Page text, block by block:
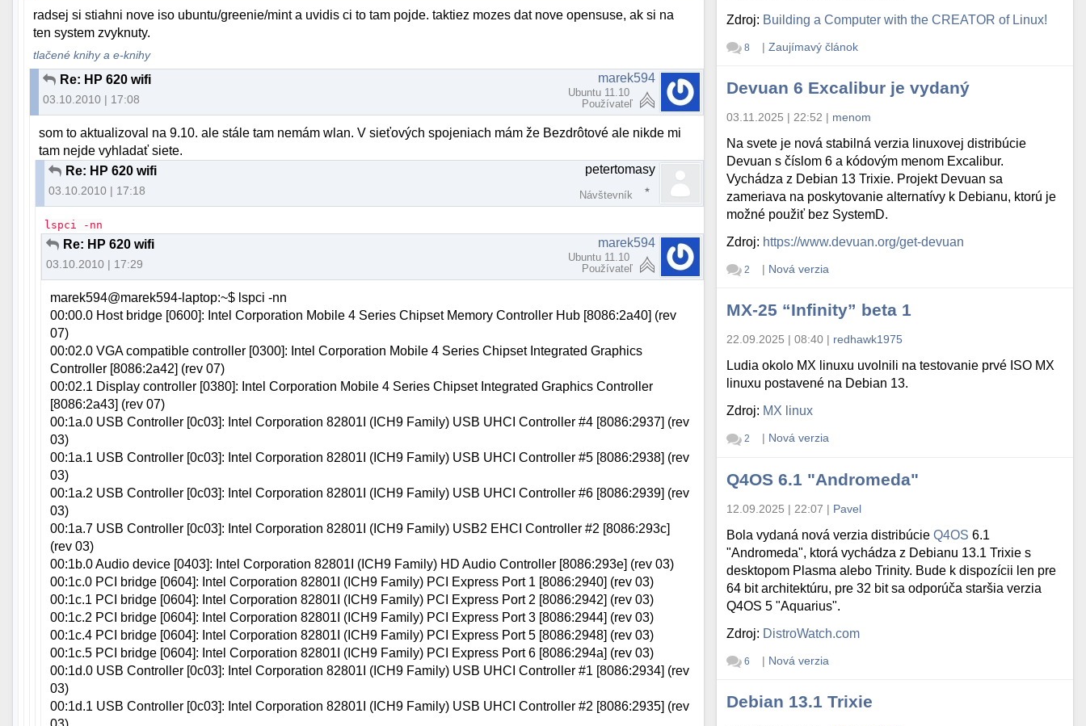
radsej si stiahni nove iso ubuntu/greenie/mint a uvidis ci to tam pojde. taktiez mozes dat nove opensuse, ak si na
ten system zvyknuty.
tlačené knihy a e-knihy
Re: HP 620 wifi
03.10.2010 | 17:08
marek594
Ubuntu 11.10
Používateľ
som to aktualizoval na 9.10. ale stále tam nemám wlan. V sieťových spojeniach mám že Bezdrôtové ale nikde mi
tam nejde vyhladať siete.
Re: HP 620 wifi
03.10.2010 | 17:18
petertomasy
Návštevník
lspci -nn
Re: HP 620 wifi
03.10.2010 | 17:29
marek594
Ubuntu 11.10
Používateľ
marek594@marek594-laptop:~$ lspci -nn
00:00.0 Host bridge [0600]: Intel Corporation Mobile 4 Series Chipset Memory Controller Hub [8086:2a40] (rev
07)
00:02.0 VGA compatible controller [0300]: Intel Corporation Mobile 4 Series Chipset Integrated Graphics
Controller [8086:2a42] (rev 07)
00:02.1 Display controller [0380]: Intel Corporation Mobile 4 Series Chipset Integrated Graphics Controller
[8086:2a43] (rev 07)
00:1a.0 USB Controller [0c03]: Intel Corporation 82801I (ICH9 Family) USB UHCI Controller #4 [8086:2937] (rev
03)
00:1a.1 USB Controller [0c03]: Intel Corporation 82801I (ICH9 Family) USB UHCI Controller #5 [8086:2938] (rev
03)
00:1a.2 USB Controller [0c03]: Intel Corporation 82801I (ICH9 Family) USB UHCI Controller #6 [8086:2939] (rev
03)
00:1a.7 USB Controller [0c03]: Intel Corporation 82801I (ICH9 Family) USB2 EHCI Controller #2 [8086:293c]
(rev 03)
00:1b.0 Audio device [0403]: Intel Corporation 82801I (ICH9 Family) HD Audio Controller [8086:293e] (rev 03)
00:1c.0 PCI bridge [0604]: Intel Corporation 82801I (ICH9 Family) PCI Express Port 1 [8086:2940] (rev 03)
00:1c.1 PCI bridge [0604]: Intel Corporation 82801I (ICH9 Family) PCI Express Port 2 [8086:2942] (rev 03)
00:1c.2 PCI bridge [0604]: Intel Corporation 82801I (ICH9 Family) PCI Express Port 3 [8086:2944] (rev 03)
00:1c.4 PCI bridge [0604]: Intel Corporation 82801I (ICH9 Family) PCI Express Port 5 [8086:2948] (rev 03)
00:1c.5 PCI bridge [0604]: Intel Corporation 82801I (ICH9 Family) PCI Express Port 6 [8086:294a] (rev 03)
00:1d.0 USB Controller [0c03]: Intel Corporation 82801I (ICH9 Family) USB UHCI Controller #1 [8086:2934] (rev
03)
00:1d.1 USB Controller [0c03]: Intel Corporation 82801I (ICH9 Family) USB UHCI Controller #2 [8086:2935] (rev
Zdroj: Building a Computer with the CREATOR of Linux!
8 | Zaujímavý článok
Devuan 6 Excalibur je vydaný
03.11.2025 | 22:52 | menom
Na svete je nová stabilná verzia linuxovej distribúcie
Devuan s číslom 6 a kódovým menom Excalibur.
Vychádza z Debian 13 Trixie. Projekt Devuan sa
zameriava na poskytovanie alternatívy k Debianu, ktorú je
možné použiť bez SystemD.
Zdroj: https://www.devuan.org/get-devuan
2 | Nová verzia
MX-25 “Infinity” beta 1
22.09.2025 | 08:40 | redhawk1975
Ludia okolo MX linuxu uvolnili na testovanie prvé ISO MX
linuxu postavené na Debian 13.
Zdroj: MX linux
2 | Nová verzia
Q4OS 6.1 "Andromeda"
12.09.2025 | 22:07 | Pavel
Bola vydaná nová verzia distribúcieQ4OS 6.1
"Andromeda", ktorá vychádza z Debianu 13.1 Trixie s
desktopom Plasma alebo Trinity. Bude k dispozícii len pre
64 bit architektúru, pre 32 bit sa odporúča staršia verzia
Q4OS 5 "Aquarius".
Zdroj: DistroWatch.com
6 | Nová verzia
Debian 13.1 Trixie